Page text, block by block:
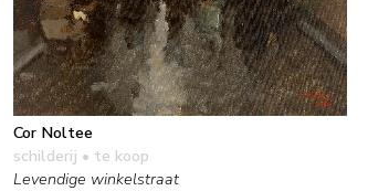
Cor Noltee
schilderij • te koop
Levendige winkelstraat